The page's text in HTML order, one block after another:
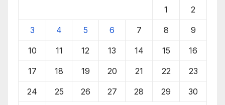
1 2
3 4 5 6 7 8 9
10 11 12 13 14 15 16
17 18 19 20 21 22 23
24 25 26 27 28 29 30